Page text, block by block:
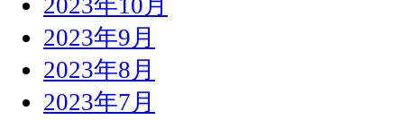
2023年10月
2023年9月
2023年8月
2023年7月